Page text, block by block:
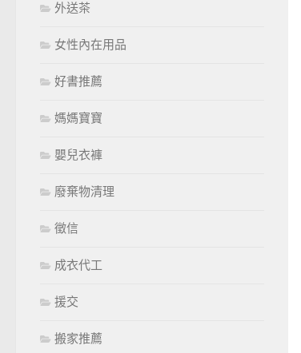
外送茶
女性內在用品
好書推薦
媽媽寶寶
嬰兒衣褲
廢棄物清理
徵信
成衣代工
援交
搬家推薦